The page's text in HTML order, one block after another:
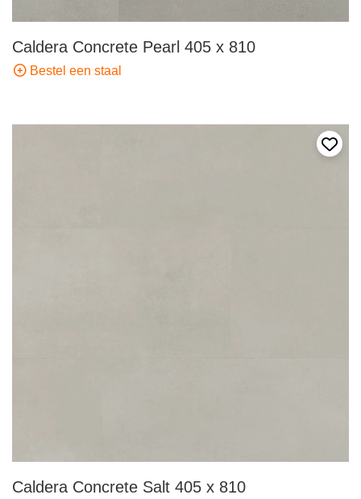
Caldera Concrete Pearl 405 x 810
Bestel een staal
Voeg
Caldera Concrete Salt 405 x 810